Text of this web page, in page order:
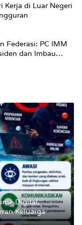
Kerja di Luar Negeri
Federasi: PC IMM
dan Imbau
Putih Di
Digital,
Keluarga